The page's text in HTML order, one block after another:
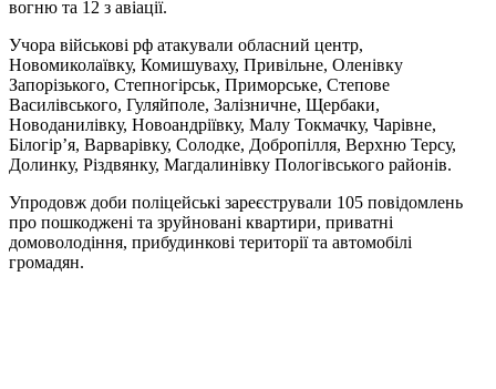
вогню та 12 з авіації.
Учора військові рф атакували обласний центр,
Новомиколаївку, Комишуваху, Привільне, Оленівку
Запорізького, Степногірськ, Приморське, Степове
Василівського, Гуляйполе, Залізничне, Щербаки,
Новоданилівку, Новоандріївку, Малу Токмачку, Чарівне,
Білогір’я, Варварівку, Солодке, Добропілля, Верхню Терсу,
Долинку, Різдвянку, Магдалинівку Пологівського районів.
Упродовж доби поліцейські зареєстрували 105 повідомлень
про пошкоджені та зруйновані квартири, приватні
домоволодіння, прибудинкові території та автомобілі
громадян.